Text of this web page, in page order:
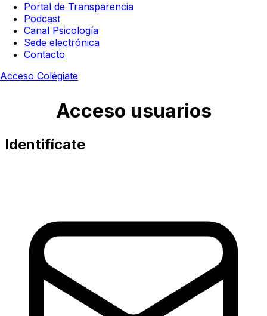
Portal de Transparencia
Podcast
Canal Psicología
Sede electrónica
Contacto
Acceso Colégiate
Acceso usuarios
Identifícate